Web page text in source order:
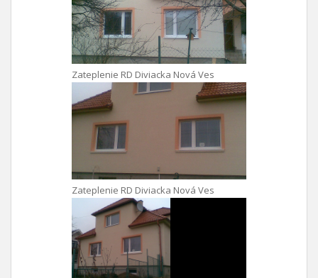
Zateplenie RD Diviacka Nová Ves
Zateplenie RD Diviacka Nová Ves